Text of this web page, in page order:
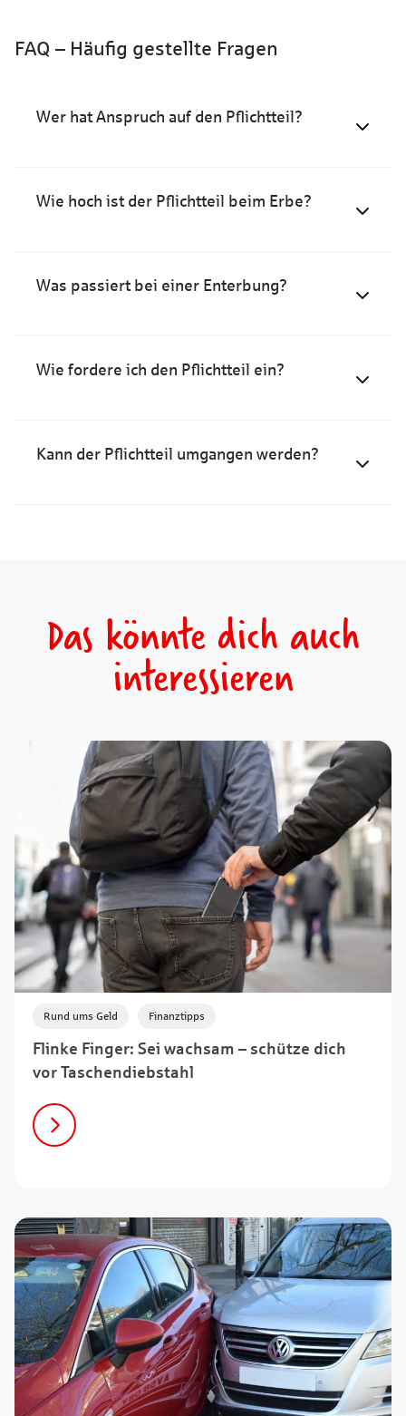
FAQ – Häufig gestellte Fragen
Wer hat Anspruch auf den Pflichtteil?
Wie hoch ist der Pflichtteil beim Erbe?
Was passiert bei einer Enterbung?
Wie fordere ich den Pflichtteil ein?
Kann der Pflichtteil umgangen werden?
Das könnte dich auch
interessieren
Flinke Finger: Sei wachsam – schütze dich
vor Taschendiebstahl
Rund ums Geld Finanztipps